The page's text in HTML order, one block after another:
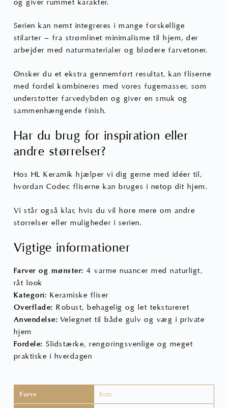
og giver rummet karakter.
Serien kan nemt integreres i mange forskellige
stilarter – fra strømlinet minimalisme til hjem, der
arbejder med naturmaterialer og blødere farvetoner.
Ønsker du et ekstra gennemført resultat, kan fliserne
med fordel kombineres med vores fugemasser, som
understøtter farvedybden og giver en smuk og
sammenhængende finish.
Har du brug for inspiration eller
andre størrelser?
Hos HL Keramik hjælper vi dig gerne med idéer til,
hvordan Codec fliserne kan bruges i netop dit hjem.
Vi står også klar, hvis du vil høre mere om andre
størrelser eller muligheder i serien.
Vigtige informationer
Farver og mønster: 4 varme nuancer med naturligt,
råt look
Kategori: Keramiske fliser
Overflade: Robust, behagelig og let tekstureret
Anvendelse: Velegnet til både gulv og væg i private
hjem
Fordele: Slidstærke, rengøringsvenlige og meget
praktiske i hverdagen
Farve Ecru